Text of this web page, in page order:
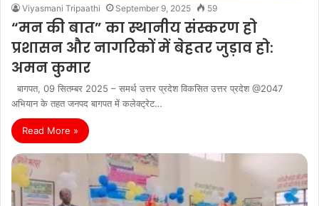
Viyasmani Tripaathi September 9, 2025 59
“मन की बात” का स्थानीय संस्करण हो
प्रशासन और नागरिकों में बेहतर जुड़ाव हो:
अमन कुमार
बागपत, 09 सितम्बर 2025 – समर्थ उत्तर प्रदेश विकसित उत्तर प्रदेश @2047
अभियान के तहत जनपद बागपत में कलेक्ट्रेट…
Read More »